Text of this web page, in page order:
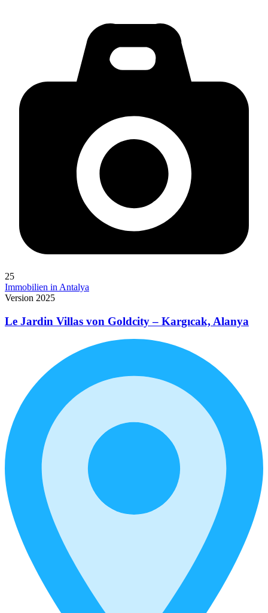
25
Immobilien in Antalya
Version 2025
Le Jardin Villas von Goldcity – Kargıcak, Alanya